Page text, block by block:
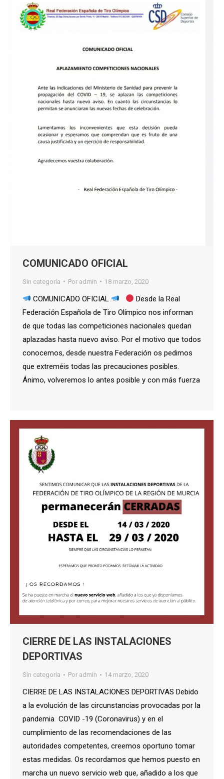
COMUNICADO OFICIAL
Sin categoría Por admin 18 marzo, 2020
COMUNICADO OFICIAL
Desde la Real
Federación Española de Tiro Olímpico nos informan
de que todas las competiciones nacionales quedan
aplazadas hasta nuevo aviso. Por el motivo que todos
conocemos, desde nuestra Federación os pedimos
que extreméis todas las precauciones posibles.
Ánimo, volveremos lo antes posible y con más fuerza
CIERRE DE LAS INSTALACIONES
DEPORTIVAS
Sin categoría Por admin 14 marzo, 2020
CIERRE DE LAS INSTALACIONES DEPORTIVAS Debido
a la evolución de las circunstancias provocadas por la
pandemia COVID -19 (Coronavirus) y en el
cumplimiento de las recomendaciones de las
autoridades competentes, creemos oportuno tomar
estas medidas. Os recordamos que hemos puesto en
marcha un nuevo servicio web que, añadido a los que